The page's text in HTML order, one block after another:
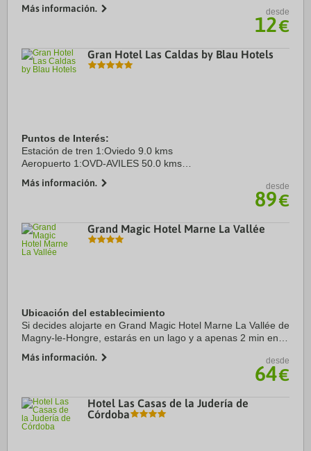
Además, este apartotel ...
Más información. desde
12€
Gran Hotel Las Caldas by Blau Hotels
Puntos de Interés:
Estación de tren 1:Oviedo 9.0 kms
Aeropuerto 1:OVD-AVILES 50.0 kms
Más información. desde
89€
Grand Magic Hotel Marne La Vallée
Ubicación del establecimiento
Si decides alojarte en Grand Magic Hotel Marne La Vallée de
Magny-le-Hongre, estarás en un lago y a apenas 2 min en
Además, este hotel para familias ...
Más información. desde
64€
Hotel Las Casas de la Judería de
Córdoba